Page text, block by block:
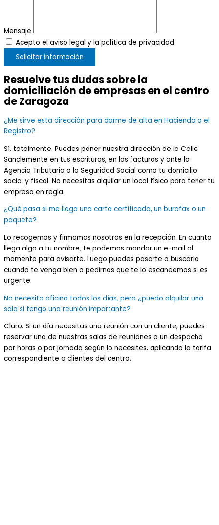
Mensaje
Acepto el aviso legal y la política de privacidad
Solicitar información
Resuelve tus dudas sobre la
domiciliación de empresas en el centro
de Zaragoza
¿Me sirve esta dirección para darme de alta en Hacienda o el
Registro?
Sí, totalmente. Puedes poner nuestra dirección de la Calle
Sanclemente en tus escrituras, en las facturas y ante la
Agencia Tributaria o la Seguridad Social como tu domicilio
social y fiscal. No necesitas alquilar un local físico para tener tu
empresa en regla.
¿Qué pasa si me llega una carta certificada, un burofax o un
paquete?
Lo recogemos y firmamos nosotros en la recepción. En cuanto
llega algo a tu nombre, te podemos mandar un e-mail al
momento para avisarte. Luego puedes pasarte a buscarlo
cuando te venga bien o pedirnos que te lo escaneemos si es
urgente.
No necesito oficina todos los días, pero ¿puedo alquilar una
sala si tengo una reunión importante?
Claro. Si un día necesitas una reunión con un cliente, puedes
reservar una de nuestras salas de reuniones o un despacho
por horas o por jornada según lo necesites, aplicando la tarifa
correspondiente a clientes del centro.